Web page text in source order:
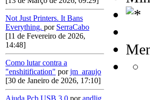
Not Just Printers. It Bans
Everything. por SerraCabo
[11 de Fevereiro de 2026,
14:48]
Como lutar contra a
"enshitification" porjm_araujo
[30 de Janeiro de 2026, 17:10]